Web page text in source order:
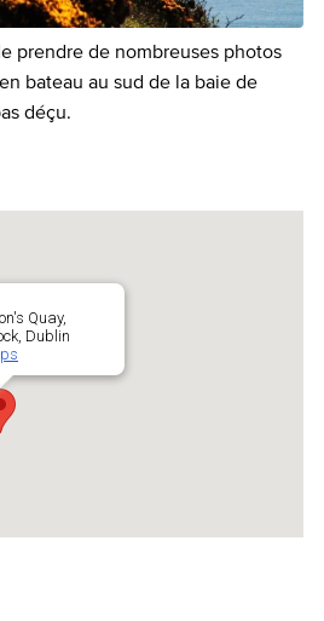
prendre de nombreuses photos
bateau au sud de la baie de
déçu.
Quay,
Dublin